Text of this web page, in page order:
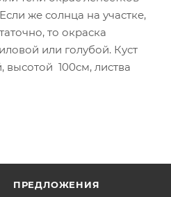
же солнца на участке,
то окраска
или голубой. Куст
100см, листва
ПРЕДЛОЖЕНИЯ